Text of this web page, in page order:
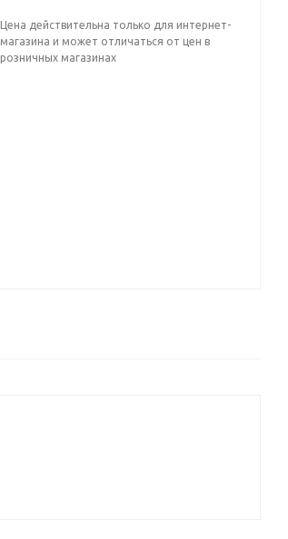
Цена действительна только для интернет-
магазина и может отличаться от цен в
розничных магазинах